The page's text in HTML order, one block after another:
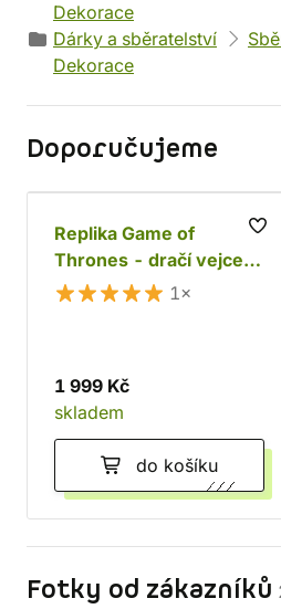
Dekorace
Dárky a sběratelství
Dekorace
Doporučujeme
Replika Game of
Thrones - dračí vejce
Viserion
1×
1 999 Kč
skladem
do košíku
Fotky od zákazníků